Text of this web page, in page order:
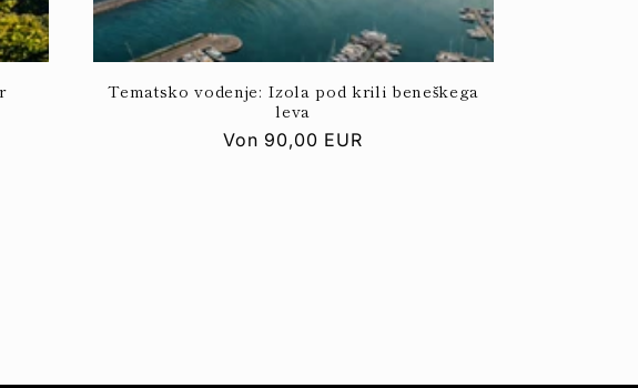
Tematsko vodenje: Izola pod krili beneškega
leva
Normaler
Von 90,00 EUR